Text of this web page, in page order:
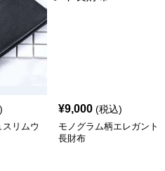
リムウ
¥9,000 (税込)
モノグラム柄エレガント
長財布